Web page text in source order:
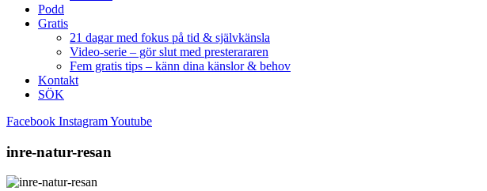
Podd
Gratis
21 dagar med fokus på tid & självkänsla
Video-serie – gör slut med presterararen
Fem gratis tips – känn dina känslor & behov
Kontakt
SÖK
Facebook InstagramYoutube
inre-natur-resan